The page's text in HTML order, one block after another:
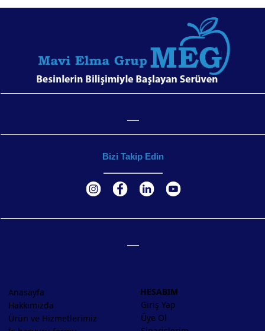
Bizi Takip Edin
Anasayfa
Hakkımızda
Ürün ve Hizmetlerimiz
HESABIM
Giriş Yap
Üye Ol